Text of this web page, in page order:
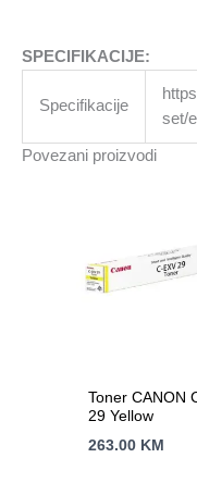
SPECIFIKACIJE:
Specifikacije
set/
Povezani proizvodi
Toner CANON
29 Yellow
263.00 KM